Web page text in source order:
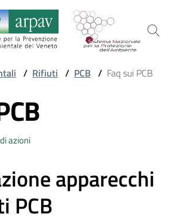
/ Rifiuti / PCB / Faq sui PCB
azioni
apparecchi
PCB